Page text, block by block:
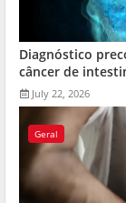
Diagnóstico
câncer de
July 22, 2026
Geral